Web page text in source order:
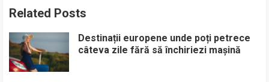
Related Posts
Destinații europene unde poți petrece
câteva zile fără să închiriezi mașină